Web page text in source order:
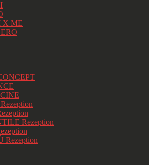
X ME
Rezeption
Rezeption